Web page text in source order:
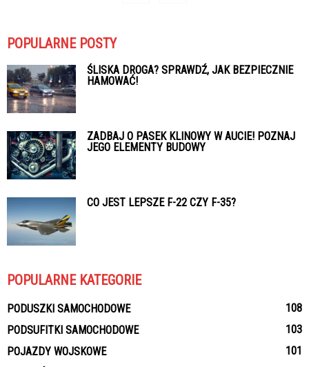
POPULARNE POSTY
ŚLISKA DROGA? SPRAWDŹ, JAK BEZPIECZNIE
HAMOWAĆ!
ZADBAJ O PASEK KLINOWY W AUCIE! POZNAJ
JEGO ELEMENTY BUDOWY
CO JEST LEPSZE F-22 CZY F-35?
POPULARNE KATEGORIE
PODUSZKI SAMOCHODOWE
108
PODSUFITKI SAMOCHODOWE
103
POJAZDY WOJSKOWE
101